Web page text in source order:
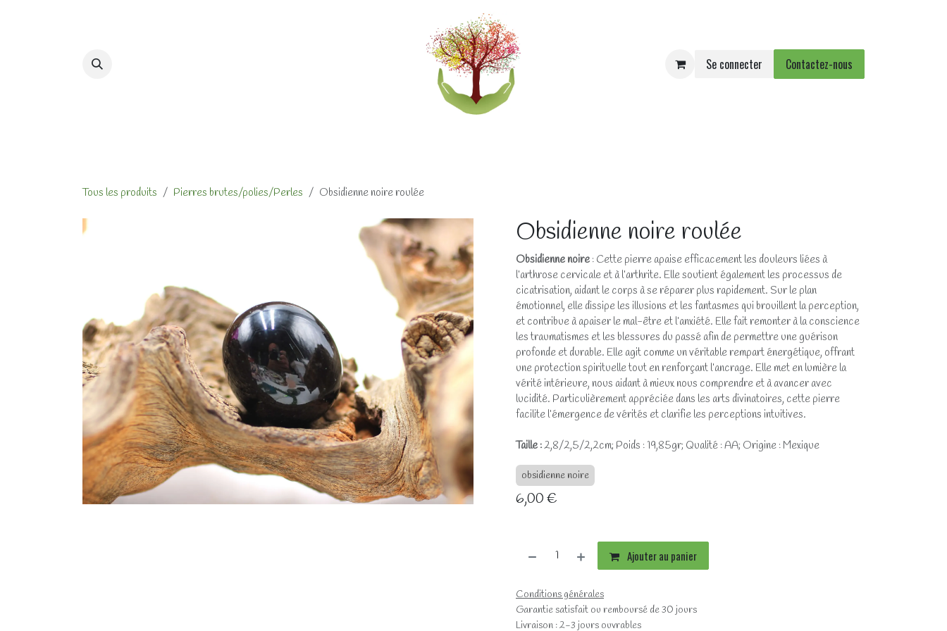
Se connecter Contactez-nous
Tous les produits Pierres brutes/polies/Perles Obsidienne noire roulée
Obsidienne noire roulée
Obsidienne noire : Cette pierre apaise efficacement les douleurs liées à
l’arthrose cervicale et à l’arthrite. Elle soutient également les processus de
cicatrisation, aidant le corps à se réparer plus rapidement. Sur le plan
émotionnel, elle dissipe les illusions et les fantasmes qui brouillent la perception,
et contribue à apaiser le mal-être et l’anxiété. Elle fait remonter à la conscience
les traumatismes et les blessures du passé afin de permettre une guérison
profonde et durable. Elle agit comme un véritable rempart énergétique, offrant
une protection spirituelle tout en renforçant l’ancrage. Elle met en lumière la
vérité intérieure, nous aidant à mieux nous comprendre et à avancer avec
lucidité. Particulièrement appréciée dans les arts divinatoires, cette pierre
facilite l’émergence de vérités et clarifie les perceptions intuitives.
Taille :2,8/2,5/2,2cm; Poids : 19,85gr; Qualité : AA; Origine : Mexique
obsidienne noire
6,00€
Ajouter au panier
Conditions générales
Garantie satisfait ou remboursé de 30 jours
Livraison : 2-3 jours ouvrables